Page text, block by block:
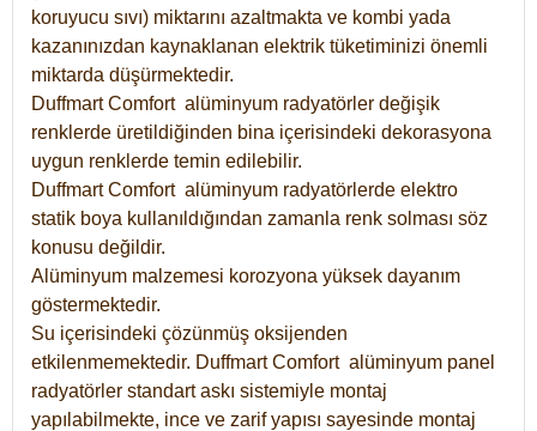
koruyucu sıvı) miktarını azaltmakta ve kombi yada
kazanınızdan kaynaklanan elektrik tüketiminizi önemli
miktarda düşürmektedir.
Duffmart Comfort alüminyum radyatörler değişik
renklerde üretildiğinden bina içerisindeki dekorasyona
uygun renklerde temin edilebilir.
DuffmartComfort alüminyum radyatörlerde elektro
statik boya kullanıldığından zamanla renk solması söz
konusu değildir.
Alüminyum malzemesi korozyona yüksek dayanım
göstermektedir.
Su içerisindeki çözünmüş oksijenden
etkilenmemektedir. DuffmartComfort alüminyum panel
radyatörler standart askı sistemiyle montaj
yapılabilmekte, ince ve zarif yapısı sayesinde montaj